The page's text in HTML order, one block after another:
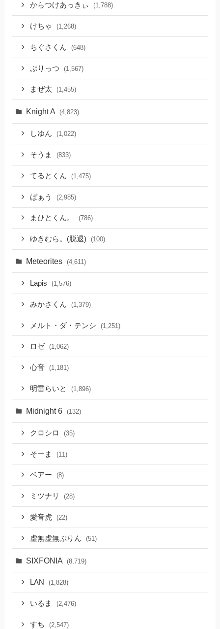
からつけあっきぃ (1,788)
けちゃ (1,268)
ちぐさくん (648)
ぷりっつ (1,567)
まぜ太 (1,455)
Knight A (4,823)
しゆん (1,022)
そうま (833)
てるとくん (1,475)
ばぁう (2,985)
まひとくん。 (786)
ゆきむら。(脱退) (100)
Meteorites (4,611)
Lapis (1,576)
みかさくん (1,379)
メルト・ダ・テンシ (1,251)
ロゼ (1,062)
心音 (1,181)
明雷らいと (1,896)
Midnight 6 (132)
クロシロ (35)
そーま (11)
ベアー (8)
ミツナリ (28)
愛音虎 (22)
虚無虚無ぷりん (51)
SIXFONIA (8,719)
LAN (1,828)
いるま (2,476)
すち (2,547)